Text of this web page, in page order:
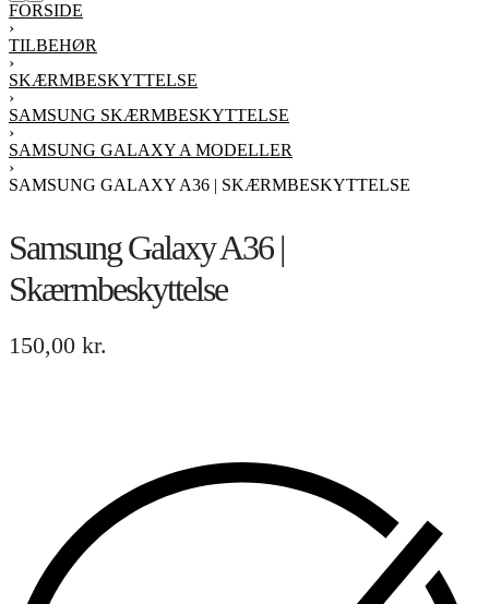
FORSIDE
›
TILBEHØR
›
SKÆRMBESKYTTELSE
›
SAMSUNG SKÆRMBESKYTTELSE
›
SAMSUNG GALAXY A MODELLER
›
SAMSUNG GALAXY A36 | SKÆRMBESKYTTELSE
Samsung Galaxy A36 |
Skærmbeskyttelse
150,00 kr.